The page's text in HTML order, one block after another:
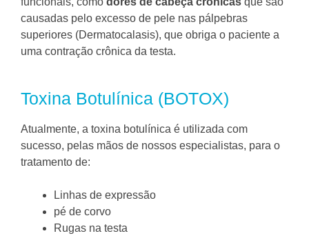
causadas pelo excesso de pele nas pálpebras
superiores (Dermatocalasis), que obriga o paciente a
uma contração crônica da testa.
Toxina Botulínica (BOTOX)
Atualmente, a toxina botulínica é utilizada com
sucesso, pelas mãos de nossos especialistas, para o
tratamento de:
Linhas de expressão
pé de corvo
Rugas na testa